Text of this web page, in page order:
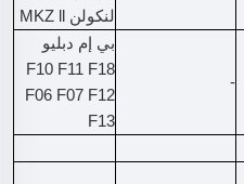
لنكولن MKZ ll
-
بي إم دبليو
F10 F11 F18
F06 F07 F12
F13